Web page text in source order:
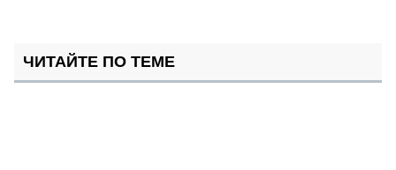
ЧИТАЙТЕ ПО ТЕМЕ